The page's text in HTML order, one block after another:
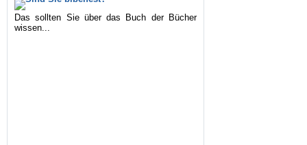
Das sollten Sie über das Buch der Bücher
wissen...